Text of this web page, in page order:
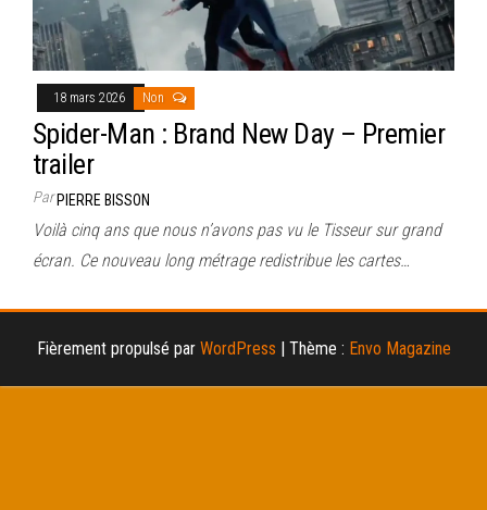
18 mars 2026 Non
Spider-Man : Brand New Day – Premier
trailer
ParPIERRE BISSON
Voilà cinq ans que nous n’avons pas vu le Tisseur sur grand
écran. Ce nouveau long métrage redistribue les cartes…
Fièrement propulsé par WordPress | Thème : Envo Magazine